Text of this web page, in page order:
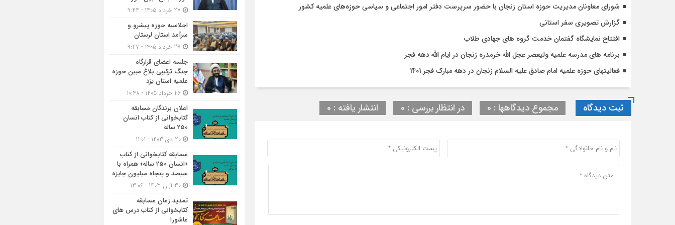
شورای معاونان مدیریت حوزه استان زنجان با حضور سرپرست دفتر امور اجتماعی و سیاسی حوزه‌های علمیه کشور
گزارش تصویری سفر استانی
افتتاح نمایشگاه گفتمان خدمت گروه های جهادی طلاب
برنامه های مدرسه علمیه ولیعصر عجل الله خرمدره زنجان در ایام الله دهه فجر
فعالیتهای حوزه علمیه امام صادق علیه السلام زنجان در دهه مبارک فجر 1401
ثبت دیدگاه مجموع دیدگاهها : 0 در انتظار بررسی : 0 انتشار یافته : 0
اجلاسیه حوزه پیشرو و
سرآمد استان لرستان
جلسه اعضای قرارگاه
جنگ ترکیبی بلاغ مبین حوزه
علمیه استان یزد
اعلان برندگان مسابقه
کتابخوانی از کتاب انسان
250 ساله
مسابقه کتاب‎خوانی از کتاب
«انسان 250 ساله» همراه با
سیصد و پنجاه میلیون جایزه
تمدید زمان مسابقه
کتابخوانی از کتاب درس های
عاشورا